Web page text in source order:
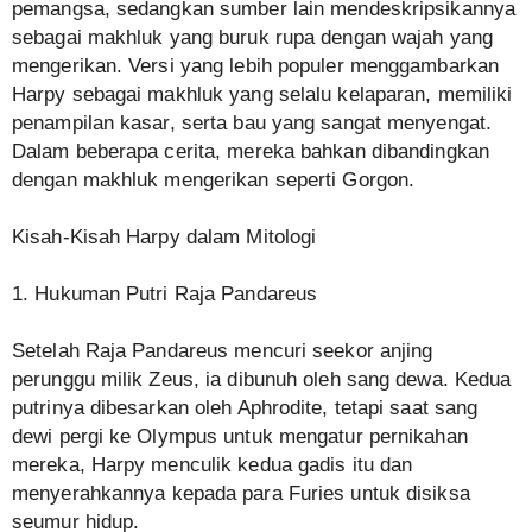
pemangsa, sedangkan sumber lain mendeskripsikannya
sebagai makhluk yang buruk rupa dengan wajah yang
mengerikan. Versi yang lebih populer menggambarkan
Harpy sebagai makhluk yang selalu kelaparan, memiliki
penampilan kasar, serta bau yang sangat menyengat.
Dalam beberapa cerita, mereka bahkan dibandingkan
dengan makhluk mengerikan seperti Gorgon.
Kisah-Kisah Harpy dalam Mitologi
1. Hukuman Putri Raja Pandareus
Setelah Raja Pandareus mencuri seekor anjing
perunggu milik Zeus, ia dibunuh oleh sang dewa. Kedua
putrinya dibesarkan oleh Aphrodite, tetapi saat sang
dewi pergi ke Olympus untuk mengatur pernikahan
mereka, Harpy menculik kedua gadis itu dan
menyerahkannya kepada para Furies untuk disiksa
seumur hidup.